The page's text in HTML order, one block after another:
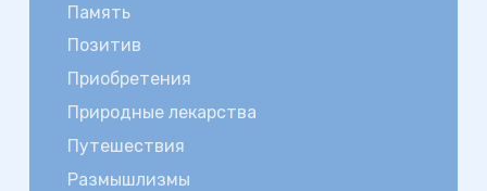
Память
Позитив
Приобретения
Природные лекарства
Путешествия
Размышлизмы